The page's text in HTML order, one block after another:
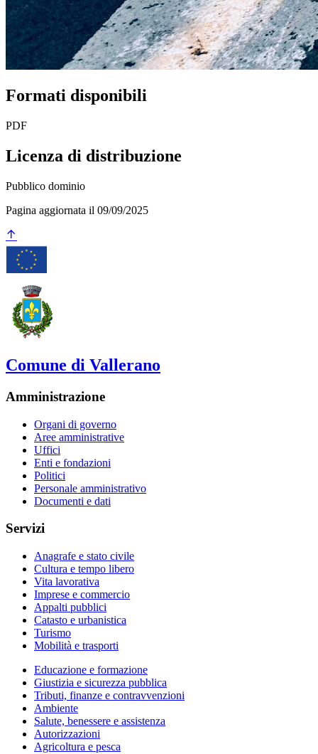
Formati disponibili
PDF
Licenza di distribuzione
Pubblico dominio
Pagina aggiornata il 09/09/2025
Comune di Vallerano
Amministrazione
Organi di governo
Aree amministrative
Uffici
Enti e fondazioni
Politici
Personale amministrativo
Documenti e dati
Servizi
Anagrafe e stato civile
Cultura e tempo libero
Vita lavorativa
Imprese e commercio
Appalti pubblici
Catasto e urbanistica
Turismo
Mobilità e trasporti
Educazione e formazione
Giustizia e sicurezza pubblica
Tributi, finanze e contravvenzioni
Ambiente
Salute, benessere e assistenza
Autorizzazioni
Agricoltura e pesca